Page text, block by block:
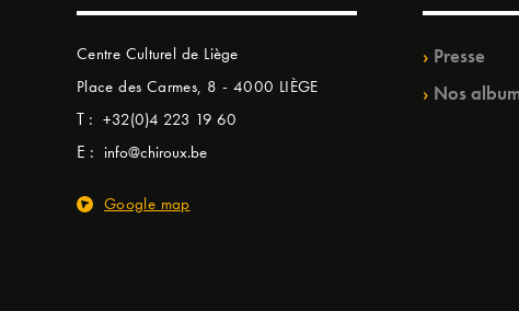
Centre Culturel de Liège
Place des Carmes, 8 - 4000 LIÈGE
T : +32(0)4 223 19 60
E : info@chiroux.be
Google map
Presse
Nos